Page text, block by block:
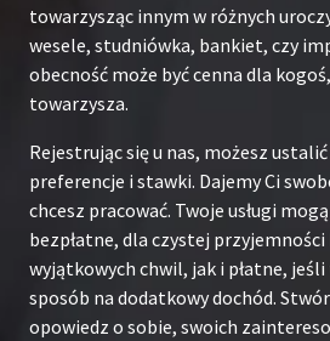
towarzysząc innym w różnych
wesele, studniówka, bankiet, czy
obecność może być cenna dla
towarzysza.
Rejestrując się u nas, możesz
preferencje i stawki. Dajemy Ci
chcesz pracować. Twoje usługi
bezpłatne, dla czystej przyjemności
wyjątkowych chwil, jak i płatne,
sposób na dodatkowy dochód.
opowiedz o sobie, swoich